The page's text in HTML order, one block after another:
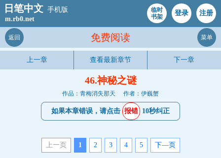
日笔中文 手机版
m.rb0.net
临时
书架
登录 注册
免费阅读
返回 菜单
上一章 查看最新章节 下一章
46.神秘之谜
作品：青梅消失那天 作者：伊巍蟹
如果本章错误，请点击 报错 10秒纠正
上一页 1 2 3 4 5 下—页